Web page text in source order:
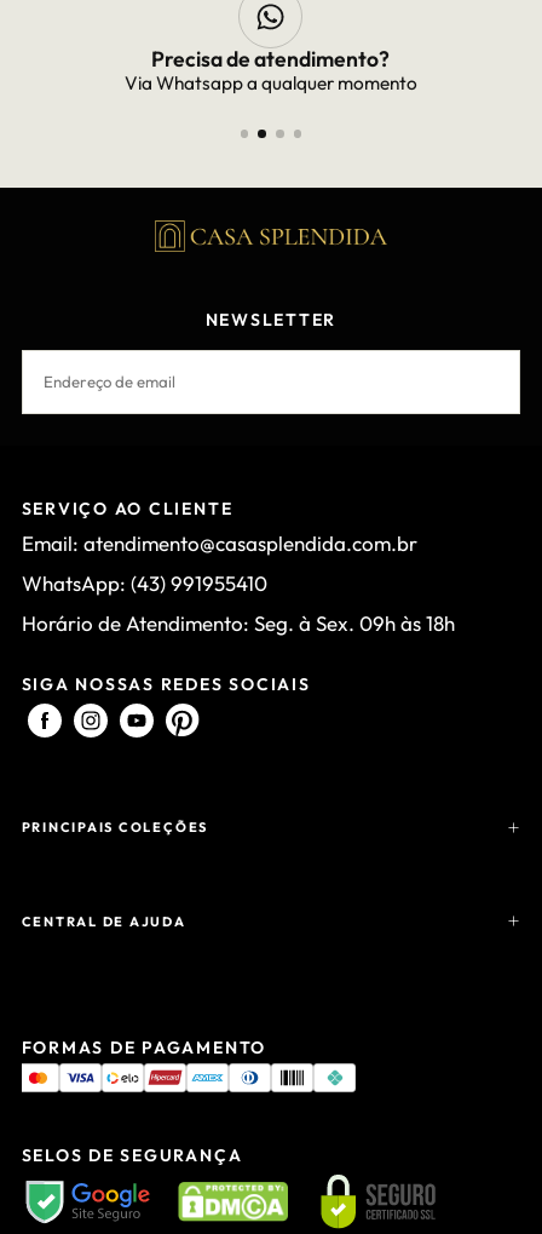
Frete Grátis
Frete grátis para todo Brasil
NEWSLETTER
EMAIL
SERVIÇO AO CLIENTE
Email: atendimento@casasplendida.com.br
WhatsApp: (43) 991955410
Horário de Atendimento: Seg. à Sex. 09h às 18h
SIGA NOSSAS REDES SOCIAIS
PRINCIPAIS COLEÇÕES
CENTRAL DE AJUDA
FORMAS DE PAGAMENTO
SELOS DE SEGURANÇA